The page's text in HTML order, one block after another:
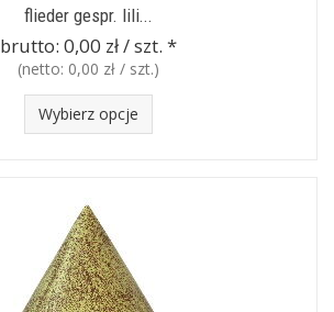
flieder gespr. lili...
brutto: 0,00 zł / szt. *
(netto: 0,00 zł / szt.)
Wybierz opcje